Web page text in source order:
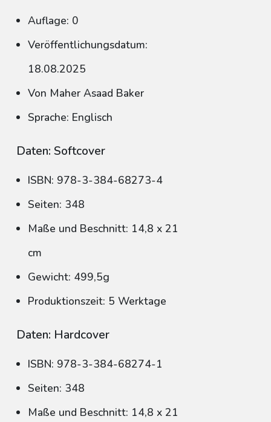
Auflage: 0
Veröffentlichungsdatum:
18.08.2025
Von Maher Asaad Baker
Sprache: Englisch
Daten: Softcover
ISBN: 978-3-384-68273-4
Seiten: 348
Maße und Beschnitt: 14,8 x 21
cm
Gewicht: 499,5g
Produktionszeit: 5 Werktage
Daten: Hardcover
ISBN: 978-3-384-68274-1
Seiten: 348
Maße und Beschnitt: 14,8 x 21